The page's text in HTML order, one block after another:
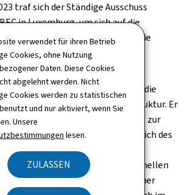
verwendet für ihren Betrieb
Cookies, ohne Nutzung
Daten. Diese Cookies
abgelehnt werden. Nicht
Cookies werden zu statistischen
und nur aktiviert, wenn Sie
Unsere
lesen.
ZULASSEN
traf sich der Ständige Ausschuss
in Luxemburg, um sich auf die
zu konzentrieren und die
zu legen.
des FABEC ASB, betonte die
Strategie und Struktur. Er
für seinen herausragenden Beitrag zur
und Effizienz im Kernbereich des
Sitzung war die
Gastgeber der letzten formellen
bevorstehenden Übergang zu einer